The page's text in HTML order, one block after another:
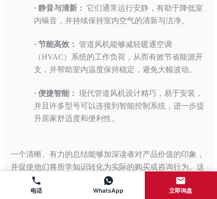
·静音与清新：
它们通常运行安静，有助于降低室
内噪音，并持续保持室内空气的清新与洁净。
·节能高效：
管道风机能够减轻暖通空调
（HVAC）系统的工作负荷，从而有效节省能源开
支，并帮助室内温度保持稳定，避免大幅波动。
·便捷智能：
现代管道风机设计精巧，易于安装，
并且许多型号可以连接到智能控制系统，进一步提
升居家舒适度和便利性。
一个清晰、有力的总结能够加深读者对产品价值的印象，
并促使他们将所学知识转化为实际的购买或咨询行为。这
是一种软性的
“行动号召”，通过强调“明智选择”来引导用
户做出决策，符合消费者在购买决策中对产品价值的最终
电话 WhatsApp 立即询盘